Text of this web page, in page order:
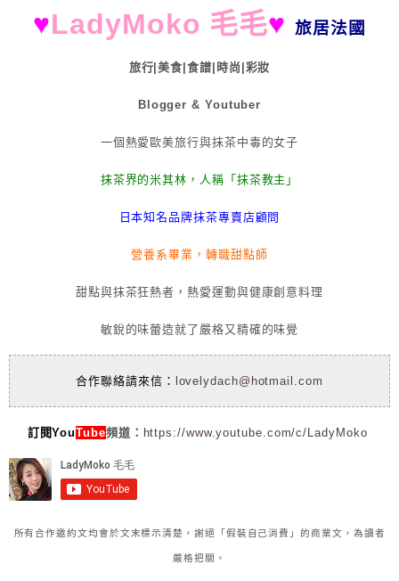
♥LadyMoko 毛毛♥ 旅居法國
旅行|美食|食譜|時尚|彩妝
Blogger & Youtuber
一個熱愛歐美旅行與抹茶中毒的女子
抹茶界的米其林，人稱「抹茶教主」
日本知名品牌抹茶專賣店顧問
營養系畢業，轉職甜點師
甜點與抹茶狂熱者，熱愛運動與健康創意料理
敏銳的味蕾造就了嚴格又精確的味覺
合作聯絡請來信： lovelydach@hotmail.com
訂閱YouTube頻道： https://www.youtube.com/c/LadyMoko
所有合作邀約文均會於文末標示清楚，謝絕「假裝自己消費」的商業文，為讀者
嚴格把關。